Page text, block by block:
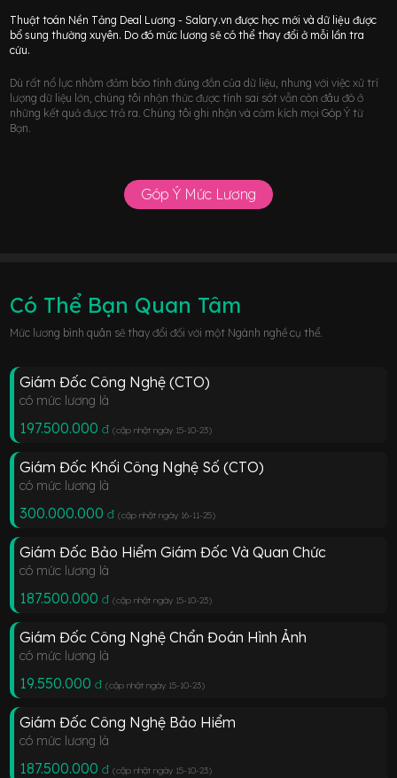
Thuật toán Nền Tảng Deal Lương - Salary.vn được học mới và dữ liệu được
bổ sung thường xuyên. Do đó mức lương sẽ có thể thay đổi ở mỗi lần tra
cứu.
Dù rất nổ lực nhằm đảm bảo tính đúng đắn của dữ liệu, nhưng với việc xử trí
lượng dữ liệu lớn, chúng tôi nhận thức được tính sai sót vẫn còn đâu đó ở
những kết quả được trả ra. Chúng tôi ghi nhận và cảm kích mọi Góp Ý từ
Bạn.
Góp Ý Mức Lương
Có Thể Bạn Quan Tâm
Mức lương bình quân sẽ thay đổi đối với một Ngành nghề cụ thể.
Giám Đốc Công Nghệ (CTO)
có mức lương là
197.500.000 đ (cập nhật ngày 15-10-23)
Giám Đốc Khối Công Nghệ Số (CTO)
có mức lương là
300.000.000 đ (cập nhật ngày 16-11-25)
Giám Đốc Bảo Hiểm Giám Đốc Và Quan Chức
có mức lương là
187.500.000 đ (cập nhật ngày 15-10-23)
Giám Đốc Công Nghệ Chẩn Đoán Hình Ảnh
có mức lương là
19.550.000 đ (cập nhật ngày 15-10-23)
Giám Đốc Công Nghệ Bảo Hiểm
có mức lương là
187.500.000 đ (cập nhật ngày 15-10-23)